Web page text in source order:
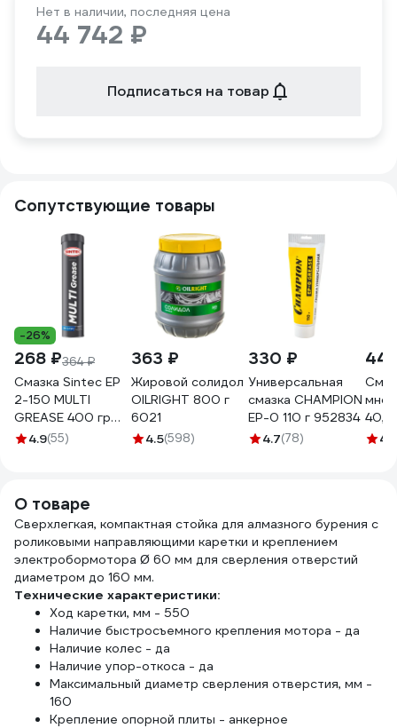
Нет в наличии, последняя цена
44 742 ₽
Подписаться на товар
Сопутствующие товары
-26%
268 ₽364 ₽
Смазка Sintec EP
2-150 MULTI
GREASE 400 гр
80511
4.9(55)
363 ₽
Жировой солидол
OILRIGHT 800 г
6021
4.5(598)
330 ₽
Универсальная
смазка CHAMPION
EP-0 110 г 952834
4.7(78)
40,
4.3
О товаре
Сверхлегкая, компактная стойка для алмазного бурения с
роликовыми направляющими каретки и креплением
электробормотора Ø 60 мм для сверления отверстий
диаметром до 160 мм.
Технические характеристики:
Ход каретки, мм - 550
Наличие быстросъемного крепления мотора - да
Наличие колес - да
Наличие упор-откоса - да
Максимальный диаметр сверления отверстия, мм -
160
Крепление опорной плиты - анкерное